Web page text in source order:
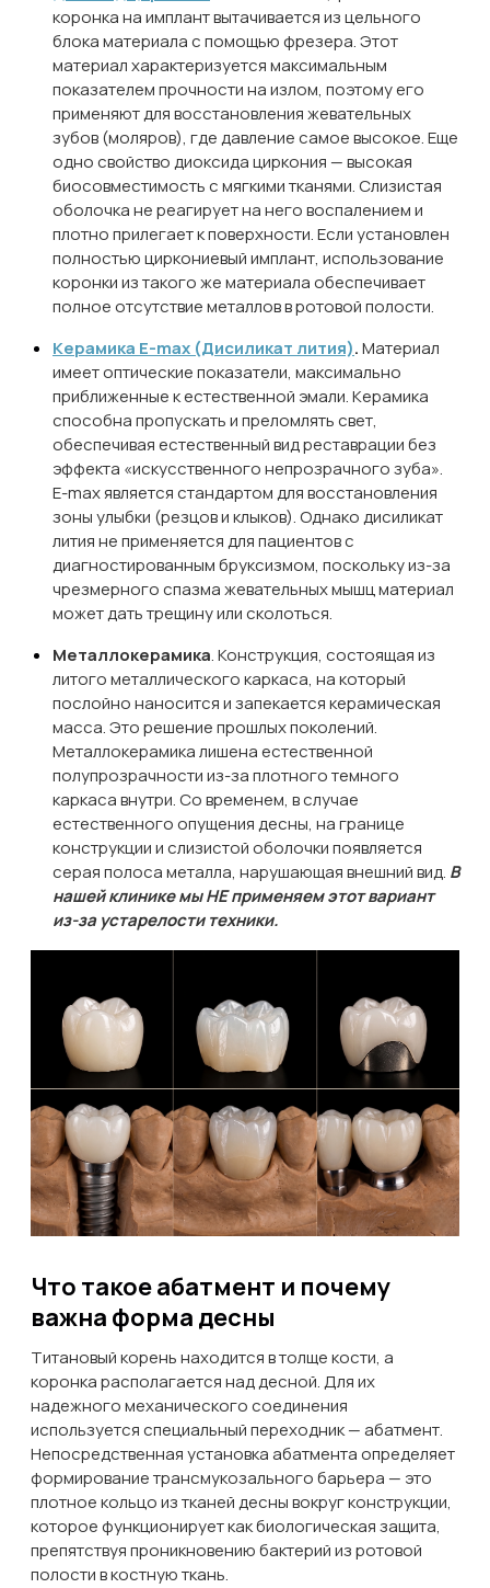
коронка на имплант вытачивается из цельного
блока материала с помощью фрезера. Этот
материал характеризуется максимальным
показателем прочности на излом, поэтому его
применяют для восстановления жевательных
зубов (моляров), где давление самое высокое. Еще
одно свойство диоксида циркония — высокая
биосовместимость с мягкими тканями. Слизистая
оболочка не реагирует на него воспалением и
плотно прилегает к поверхности. Если установлен
полностью циркониевый имплант, использование
коронки из такого же материала обеспечивает
полное отсутствие металлов в ротовой полости.
Керамика E-max (Дисиликат лития).Материал
имеет оптические показатели, максимально
приближенные к естественной эмали. Керамика
способна пропускать и преломлять свет,
обеспечивая естественный вид реставрации без
эффекта «искусственного непрозрачного зуба».
E-max является стандартом для восстановления
зоны улыбки (резцов и клыков). Однако дисиликат
лития не применяется для пациентов с
диагностированным бруксизмом, поскольку из-за
чрезмерного спазма жевательных мышц материал
может дать трещину или сколоться.
Металлокерамика. Конструкция, состоящая из
литого металлического каркаса, на который
послойно наносится и запекается керамическая
масса. Это решение прошлых поколений.
Металлокерамика лишена естественной
полупрозрачности из-за плотного темного
каркаса внутри. Со временем, в случае
естественного опущения десны, на границе
конструкции и слизистой оболочки появляется
серая полоса металла, нарушающая внешний вид. В
нашей клинике мы НЕ применяем этот вариант
из-за устарелости техники.
Что такое абатмент и почему
важна форма десны
Титановый корень находится в толще кости, а
коронка располагается над десной. Для их
надежного механического соединения
используется специальный переходник — абатмент.
Непосредственная установка абатмента определяет
формирование трансмукозального барьера — это
плотное кольцо из тканей десны вокруг конструкции,
которое функционирует как биологическая защита,
препятствуя проникновению бактерий из ротовой
полости в костную ткань.